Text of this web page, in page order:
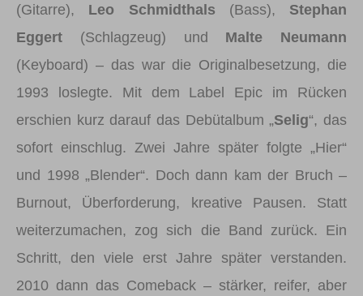
(Gitarre), Leo Schmidthals (Bass), Stephan
Eggert (Schlagzeug) und Malte Neumann
(Keyboard) – das war die Originalbesetzung, die
1993 loslegte. Mit dem Label Epic im Rücken
erschien kurz darauf das Debütalbum „Selig“, das
sofort einschlug. Zwei Jahre später folgte „Hier“
und 1998 „Blender“. Doch dann kam der Bruch –
Burnout, Überforderung, kreative Pausen. Statt
weiterzumachen, zog sich die Band zurück. Ein
Schritt, den viele erst Jahre später verstanden.
2010 dann das Comeback – stärker, reifer, aber